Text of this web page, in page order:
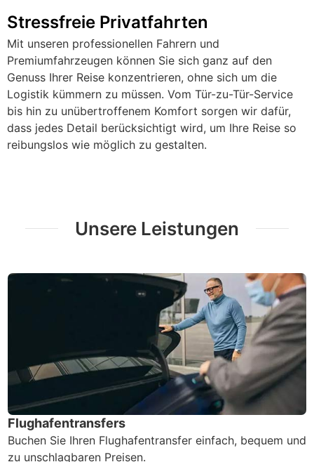
Stressfreie Privatfahrten
Mit unseren professionellen Fahrern und
Premiumfahrzeugen können Sie sich ganz auf den
Genuss Ihrer Reise konzentrieren, ohne sich um die
Logistik kümmern zu müssen. Vom Tür-zu-Tür-Service
bis hin zu unübertroffenem Komfort sorgen wir dafür,
dass jedes Detail berücksichtigt wird, um Ihre Reise so
reibungslos wie möglich zu gestalten.
Unsere Leistungen
Flughafentransfers
Buchen Sie Ihren Flughafentransfer einfach, bequem und
zu unschlagbaren Preisen.